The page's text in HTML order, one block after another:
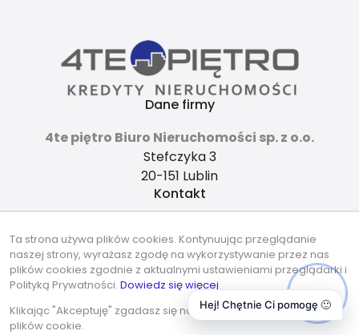
Dane firmy
4te piętro Biuro Nieruchomości sp. z o.o.
Stefczyka 3
20-151 Lublin
Kontakt
737-490-490
Znajdziesz nas tu
Ta strona używa plików cookies. Kontynuując przeglądanie
naszej strony, wyrażasz zgodę na wykorzystywanie przez nas
plików cookies zgodnie z aktualnymi ustawieniami przeglądarki i
Polityką Prywatności. Dowiedz się więcej
Klikając "Akceptuję" zgadasz się na wykorzystywanie przez nas
plików cookie.
Hej! Chętnie Ci pomogę 🙂